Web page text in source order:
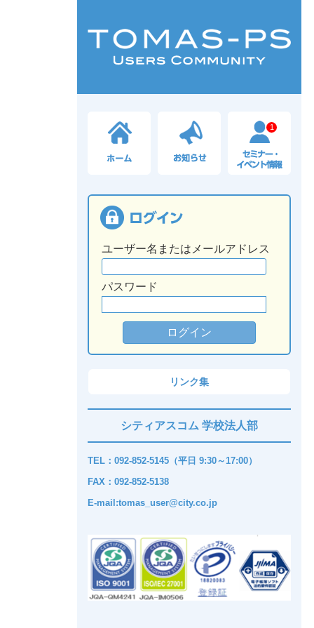
1
ユーザー名またはメールアドレス
パスワード
リンク集
シティアスコム 学校法人部
TEL：092-852-5145（平日 9:30～17:00）
FAX：092-852-5138
E-mail:tomas_user@city.co.jp